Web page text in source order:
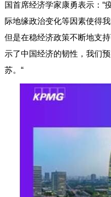
国首席经济学家康勇表示：“
际地缘政治变化等因素使得
但是在稳经济政策不断地支
示了中国经济的韧性，我们
苏。“